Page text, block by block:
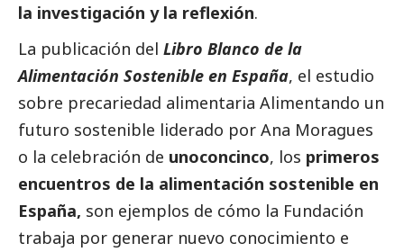
la investigación y la reflexión.
La publicación del Libro Blanco de la
Alimentación Sostenible en España, el estudio
sobre precariedad alimentaria Alimentando un
futuro sostenible liderado por Ana Moragues
o la celebración de unoconcinco, los primeros
encuentros de la alimentación sostenible en
España, son ejemplos de cómo la Fundación
trabaja por generar nuevo conocimiento e